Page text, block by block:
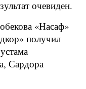
очевиден.
«Насаф»
получил
Сардора